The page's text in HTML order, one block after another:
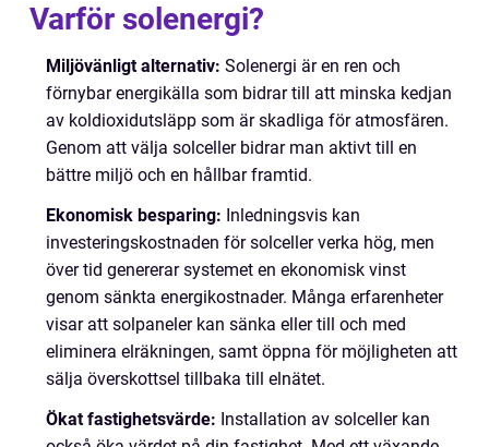
Varför solenergi?
Miljövänligt alternativ: Solenergi är en ren och
förnybar energikälla som bidrar till att minska kedjan
av koldioxidutsläpp som är skadliga för atmosfären.
Genom att välja solceller bidrar man aktivt till en
bättre miljö och en hållbar framtid.
Ekonomisk besparing: Inledningsvis kan
investeringskostnaden för solceller verka hög, men
över tid genererar systemet en ekonomisk vinst
genom sänkta energikostnader. Många erfarenheter
visar att solpaneler kan sänka eller till och med
eliminera elräkningen, samt öppna för möjligheten att
sälja överskottsel tillbaka till elnätet.
Ökat fastighetsvärde: Installation av solceller kan